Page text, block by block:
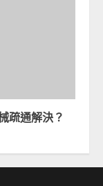
疏通解決？